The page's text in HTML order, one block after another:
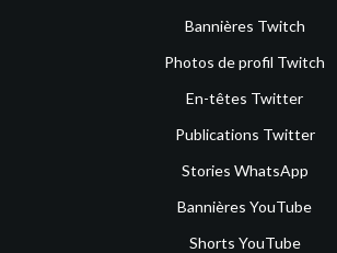
Bannières Twitch
Photos de profil Twitch
En-têtes Twitter
Publications Twitter
Stories WhatsApp
Bannières YouTube
Shorts YouTube